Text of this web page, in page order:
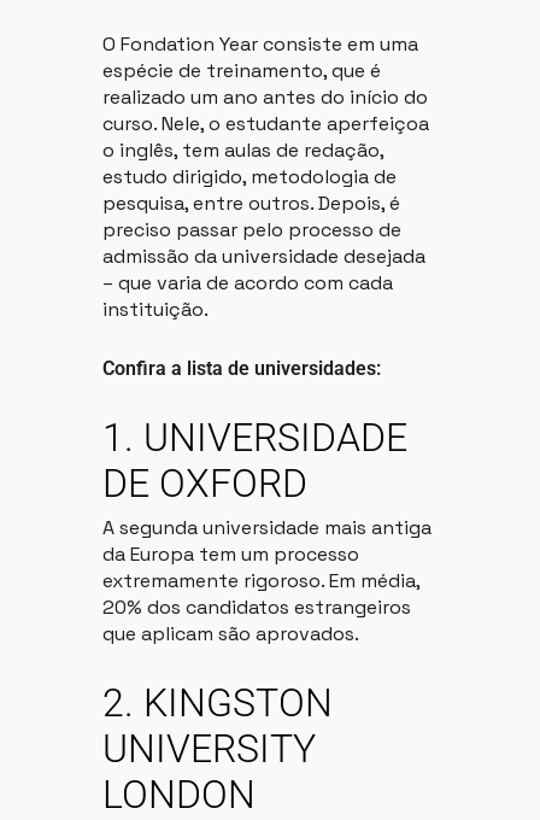
O Fondation Year consiste em uma
espécie de treinamento, que é
realizado um ano antes do início do
curso. Nele, o estudante aperfeiçoa
o inglês, tem aulas de redação,
estudo dirigido, metodologia de
pesquisa, entre outros. Depois, é
preciso passar pelo processo de
admissão da universidade desejada
– que varia de acordo com cada
instituição.
Confira a lista de universidades:
1. UNIVERSIDADE
DE OXFORD
A segunda universidade mais antiga
da Europa tem um processo
extremamente rigoroso. Em média,
20% dos candidatos estrangeiros
que aplicam são aprovados.
2. KINGSTON
UNIVERSITY
LONDON